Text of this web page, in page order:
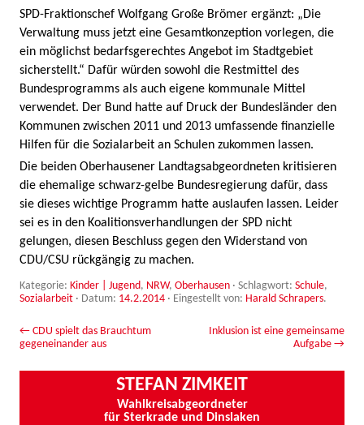
SPD-Fraktionschef Wolfgang Große Brömer ergänzt: „Die
Verwaltung muss jetzt eine Gesamtkonzeption vorlegen, die
ein möglichst bedarfsgerechtes Angebot im Stadtgebiet
sicherstellt.“ Dafür würden sowohl die Restmittel des
Bundesprogramms als auch eigene kommunale Mittel
verwendet. Der Bund hatte auf Druck der Bundesländer den
Kommunen zwischen 2011 und 2013 umfassende finanzielle
Hilfen für die Sozialarbeit an Schulen zukommen lassen.
Die beiden Oberhausener Landtagsabgeordneten kritisieren
die ehemalige schwarz-gelbe Bundesregierung dafür, dass
sie dieses wichtige Programm hatte auslaufen lassen. Leider
sei es in den Koalitionsverhandlungen der SPD nicht
gelungen, diesen Beschluss gegen den Widerstand von
CDU/CSU rückgängig zu machen.
Kategorie: Kinder | Jugend, NRW, Oberhausen · Schlagwort: Schule,
Sozialarbeit · Datum: 14.2.2014 · Eingestellt von: Harald Schrapers.
Beitrags-Navigation
← CDU spielt das Brauchtum
gegeneinander aus
Inklusion ist eine gemeinsame
Aufgabe →
STEFAN ZIMKEIT
Wahlkreisabgeordneter
für Sterkrade und Dinslaken